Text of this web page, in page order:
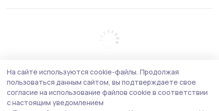
На сайте используются cookie-файлы. Продолжая
пользоваться данным сайтом, вы подтверждаете свое
согласие на использование файлов cookie в соответствии
с настоящим уведомлением